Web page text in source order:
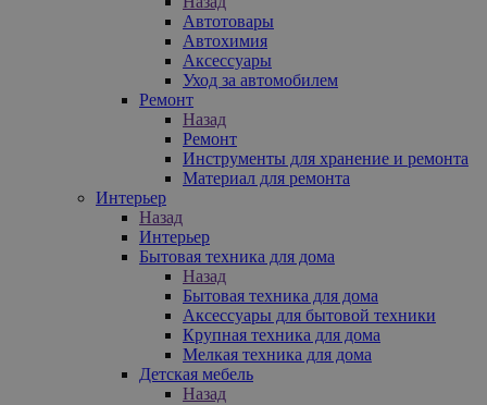
Автотовары
Автохимия
Аксессуары
Уход за автомобилем
Ремонт
Назад
Ремонт
Инструменты для хранение и ремонта
Материал для ремонта
Интерьер
Назад
Интерьер
Бытовая техника для дома
Назад
Бытовая техника для дома
Аксессуары для бытовой техники
Крупная техника для дома
Мелкая техника для дома
Детская мебель
Назад